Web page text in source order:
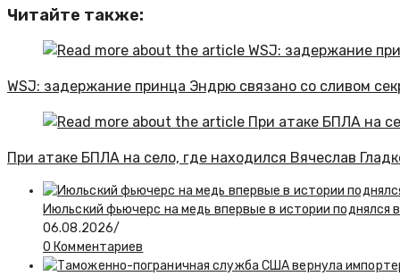
Читайте также:
WSJ: задержание принца Эндрю связано со сливом
При атаке БПЛА на село, где находился Вячеслав
Июльский фьючерс на медь впервые в истории поднялся
06.08.2026/
0 Комментариев